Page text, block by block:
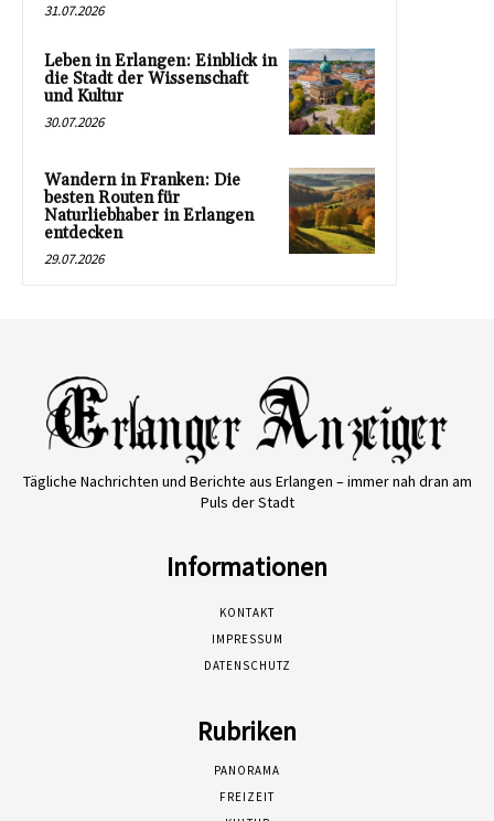
31.07.2026
Leben in Erlangen: Einblick in
die Stadt der Wissenschaft
und Kultur
30.07.2026
Wandern in Franken: Die
besten Routen für
Naturliebhaber in Erlangen
entdecken
29.07.2026
Tägliche Nachrichten und Berichte aus Erlangen – immer nah dran am
Puls der Stadt
Informationen
KONTAKT
IMPRESSUM
DATENSCHUTZ
Rubriken
PANORAMA
FREIZEIT